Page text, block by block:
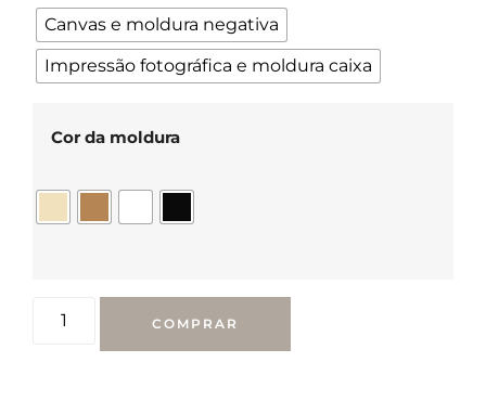
Canvas e moldura negativa
Impressão fotográfica e moldura caixa
Cor da moldura
COMPRAR